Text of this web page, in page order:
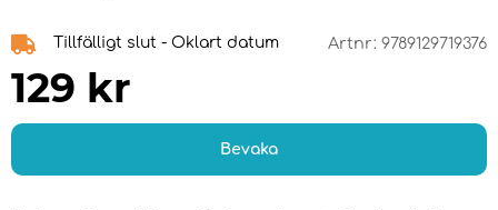
Tillfälligt slut - Oklart datum Artnr: 9789129719376
129 kr
Bevaka